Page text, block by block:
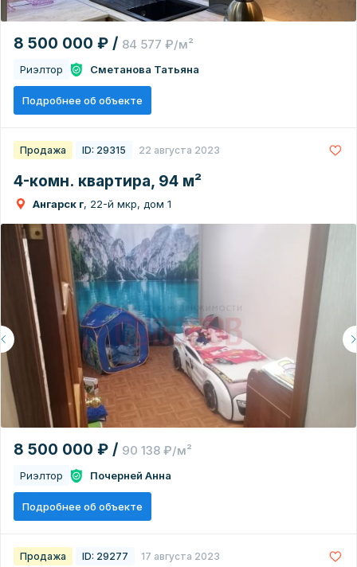
8 500 000 ₽ / 84 577 ₽/м²
Риэлтор Сметанова Татьяна
Подробнее об объекте
Продажа ID: 29315 22 августа 2023
4-комн. квартира, 94 м²
Ангарск г, 22-й мкр, дом 1
8 500 000 ₽ / 90 138 ₽/м²
Риэлтор Почерней Анна
Подробнее об объекте
Продажа ID: 29277 17 августа 2023